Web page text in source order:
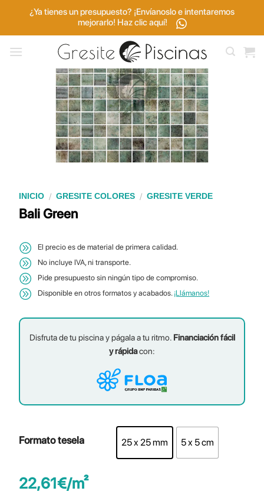
contenido
¿Ya tienes un presupuesto? ¡Envíanoslo e intentaremos
mejorarlo! Haz clic aquí!
INICIO / GRESITE COLORES / GRESITE VERDE
Bali Green
El precio es de material de primera calidad.
No incluye IVA, ni transporte.
Pide presupuesto sin ningún tipo de compromiso.
Disponible en otros formatos y acabados. ¡Llámanos!
Disfruta de tu piscina y págala a tu ritmo. Financiación fácil
y rápidacon:
Formato tesela 25 x 25 mm 5 x 5 cm
22,61€/m²